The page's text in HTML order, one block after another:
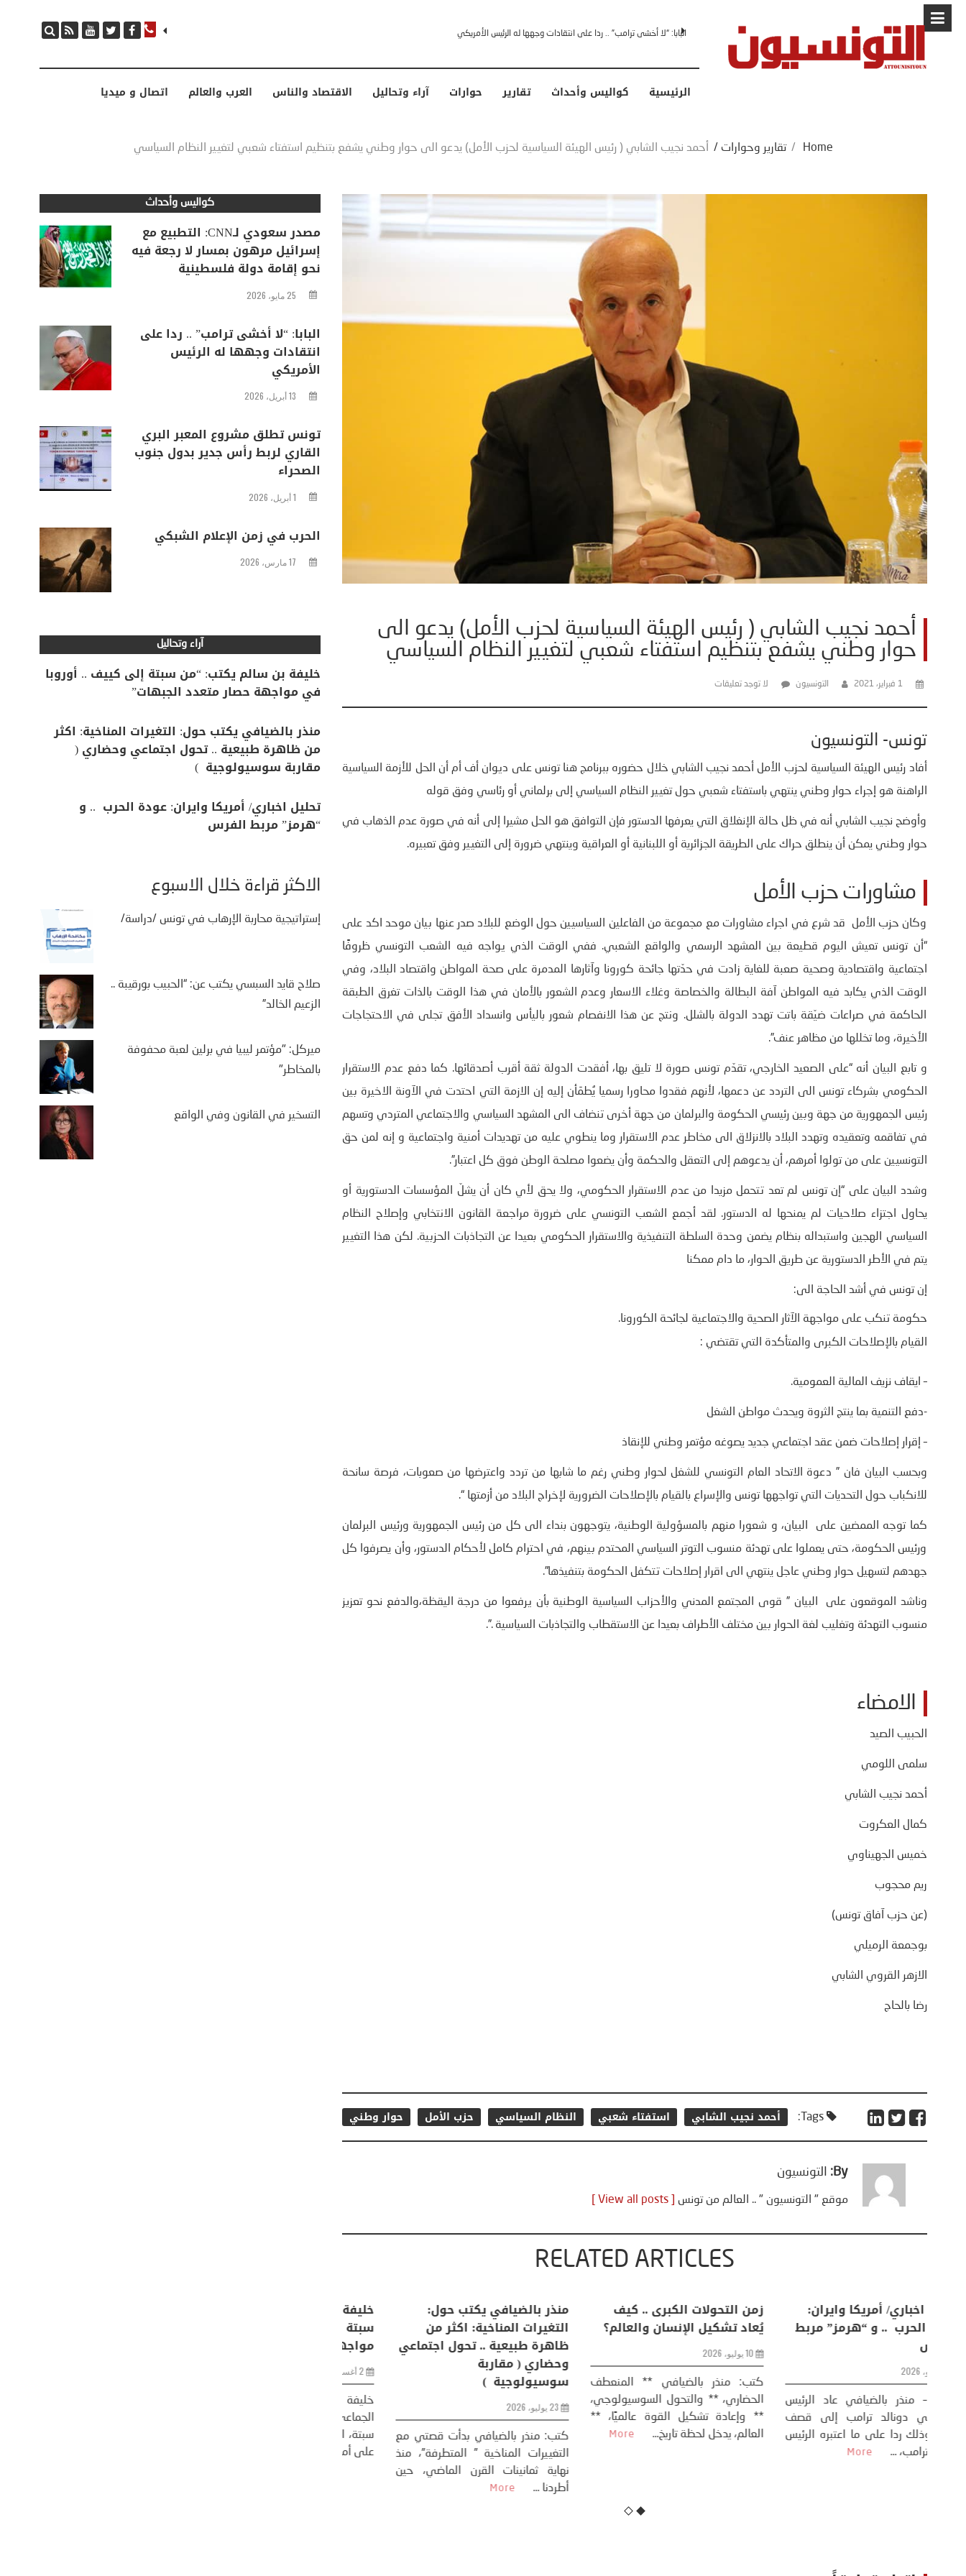
مصدر سعودي لـCNN: التطبيع مع إسرائيل مرهون بمسار لا رجعة فيه نحو إقامة دولة فلسطينية البابا: “لا أخشى ترامب” .. ردا على انتقادات وجهها له الرئيس الأمريكي
الرئيسية كواليس وأحداث تقارير حوارات آراء وتحاليل الاقتصاد والناس العرب والعالم اتصال و ميديا
Home
/ تقارير وحوارات / أحمد نجيب الشابي ( رئيس الهيئة السياسية لحزب الأمل) يدعو الى حوار وطني يشفع بتنظيم استفتاء شعبي لتغيير النظام السياسي
أحمد نجيب الشابي ( رئيس الهيئة السياسية لحزب الأمل) يدعو الى
حوار وطني يشفع بتنظيم استفتاء شعبي لتغيير النظام السياسي
1 فبراير، 2021 التونسيون لا توجد تعليقات
تونس- التونسيون
أفاد رئيس الهيئة السياسية لحزب الأمل أحمد نجيب الشابي خلال حضوره ببرنامج هنا تونس على ديوان أف أم أن الحل للأزمة السياسية
الراهنة هو إجراء حوار وطني ينتهي باستفتاء شعبي حول تغيير النظام السياسي إلى برلماني أو رئاسي وفق قوله
وأوضح نجيب الشابي أنه في ظل حالة الإنغلاق التي يعرفها الدستور فإن التوافق هو الحل مشيرا إلى أنه في صورة عدم الذهاب في
حوار وطني يمكن أن ينطلق حراك على الطريقة الجزائرية أو اللبنانية أو العراقية وينتهي ضرورة إلى التغيير وفق تعبيره.
مشاورات حزب الأمل
وكان حزب الأمل قد شرع في اجراء مشاورات مع مجموعة من الفاعلين السياسيين حول الوضع للبلاد صدر عنها بيان موحد اكد على
“أن تونس تعيش اليوم قطيعة بين المشهد الرسمي والواقع الشعبي. ففي الوقت الذي يواجه فيه الشعب التونسي ظروفًا
اجتماعية واقتصادية وصحية صعبة للغاية زادت في حدّتها جائحة كورونا وآثارها المدمرة على صحة المواطن واقتصاد البلاد، وفي
الوقت الذي يكابد فيه المواطن آفة البطالة والخصاصة وغلاء الاسعار وعدم الشعور بالأمان في هذا الوقت بالذات تغرق الطبقة
الحاكمة في صراعات ضيّقة باتت تهدد الدولة بالشلل. ونتج عن هذا الانفصام شعور باليأس وانسداد الأفق تجلى في الاحتجاجات
الأخيرة، وما تخللها من مظاهر عنف”.
و تابع البيان أنه “على الصعيد الخارجي، تقدّم تونس صورة لا تليق بها، أفقدت الدولة ثقة أقرب أصدقائها. كما دفع عدم الاستقرار
الحكومي بشركاء تونس الى التردد عن دعمها، لأنهم فقدوا محاورا رسميا يُطمَأن إليه إن الازمة التي احتدت في الآونة الاخيرة بين
رئيس الجمهورية من جهة وبين رئيسي الحكومة والبرلمان من جهة أخرى تنضاف الى المشهد السياسي والاجتماعي المتردي وتسهم
في تفاقمه وتعقيده وتهدد البلاد بالانزلاق الى مخاطر عدم الاستقرار وما ينطوي عليه من تهديدات أمنية واجتماعية و إنه ‎لمن حق
التونسيين على من تولوا أمرهم، أن يدعوهم إلى التعقل والحكمة وأن يضعوا مصلحة الوطن فوق كل اعتبار”.
وشدد البيان على “إن تونس لم تعد تتحمل مزيدا من عدم الاستقرار الحكومي، ولا يحق لأي كان أن يشلّ المؤسسات الدستورية أو
يحاول اجتزاء صلاحيات لم يمنحها له الدستور. لقد أجمع الشعب التونسي على ضرورة مراجعة القانون الانتخابي وإصلاح النظام
السياسي الهجين واستبداله بنظام يضمن وحدة السلطة التنفيذية والاستقرار الحكومي بعيدا عن التجاذبات الحزبية. لكن هذا التغيير
يتم في الأطر الدستورية عن طريق الحوار، ما دام ممكنا
إن تونس في أشد الحاجة الى:
حكومة تنكب على مواجهة الآثار الصحية والاجتماعية لجائحة الكورونا.
القيام بالإصلاحات الكبرى والمتأكدة التي تقتضي :
– ايقاف نزيف المالية العمومية.
-دفع التنمية بما ينتج الثروة ويحدث مواطن الشغل
– إقرار إصلاحات ضمن عقد اجتماعي جديد يصوغه مؤتمر وطني للإنقاذ
وبحسب البيان فان ” دعوة الاتحاد العام التونسي للشغل لحوار وطني رغم ما شابها من تردد واعترضها من صعوبات، فرصة سانحة
للانكباب حول التحديات التي تواجهها تونس والإسراع بالقيام بالإصلاحات الضرورية لإخراج البلاد من أزمتها “.
كما توجه الممضين على البيان، و شعورا منهم بالمسؤولية الوطنية، يتوجهون بنداء الى كل من رئيس الجمهورية ورئيس البرلمان
ورئيس الحكومة، حتى يعملوا على تهدئة منسوب التوتر السياسي المحتدم بينهم، في احترام كامل لأحكام الدستور، وأن يصرفوا كل
جهدهم لتسهيل حوار وطني عاجل ينتهي الى اقرار إصلاحات تتكفل الحكومة بتنفيذها”.
وناشد الموقعون على البيان ” قوى المجتمع المدني والأحزاب السياسية الوطنية بأن يرفعوا من درجة اليقظة،والدفع نحو تعزيز
منسوب التهدئة وتغليب لغة الحوار بين مختلف الأطراف بعيدا عن الاستقطاب والتجاذبات السياسية .”.
الامضاء
الحبيب الصيد
سلمى اللومي
أحمد نجيب الشابي
كمال العكروت
خميس الجهيناوي
ريم محجوب
(عن حزب آفاق تونس)
بوجمعة الرميلي
الازهر القروي الشابي
رضا بالحاج
Tags: أحمد نجيب الشابي استفتاء شعبي النظام السياسي حزب الأمل حوار وطني
By: التونسيون
موقع " التونسيون " .. العالم من تونس [ View all posts ]
RELATED ARTICLES
منذر بالضيافي يكتب حول:
التغيرات المناخية: اكثر من
ظاهرة طبيعية .. تحول اجتماعي
وحضاري ( مقاربة
سوسيولوجية )
23 يوليو، 2026
كتب: منذر بالضيافي بدأت قصتي مع
التغييرات المناخية ” المتطرفة”، منذ
نهاية ثمانينات القرن الماضي، حين
أطردنا ...
زمن التحولات الكبرى .. كيف
يُعاد تشكيل الإنسان والعالم؟
10 يوليو، 2026
كتب: منذر بالضيافي ** المنعطف
الحضاري، ** والتحول السوسيولوجي،
** وإعادة تشكيل القوة عالميًا، **
العالم، يدخل لحظة تاريخ...
More
تحليل اخباري/ أمريكا وايران:
عودة الحرب .. و “هرمز” مربط
8 يوليو، 2026
تحليل – منذر بالضيافي عاد الرئيس
الأمريكي دونالد ترامب إلى قصف
ايران، وذلك ردا على ما اعتبره الرئيس
دونالد ترامب، ...
كواليس وأحداث
مصدر سعودي لـCNN: التطبيع مع
إسرائيل مرهون بمسار لا رجعة فيه
نحو إقامة دولة فلسطينية
25 مايو، 2026
البابا: “لا أخشى ترامب” .. ردا على
انتقادات وجهها له الرئيس
الأمريكي
13 أبريل، 2026
تونس تطلق مشروع المعبر البري
القاري لربط رأس جدير بدول جنوب
الصحراء
1 أبريل، 2026
الحرب في زمن الإعلام الشبكي
17 مارس، 2026
آراء وتحاليل
خليفة بن سالم يكتب: “من سبتة إلى كييف .. أوروبا
في مواجهة حصار متعدد الجبهات”
منذر بالضيافي يكتب حول: التغيرات المناخية: اكثر
من ظاهرة طبيعية .. تحول اجتماعي وحضاري (
مقاربة سوسيولوجية )
تحليل اخباري/ أمريكا وايران: عودة الحرب .. و
“هرمز” مربط الفرس
الأكثر قراءة خلال الأسبوع
إستراتيجية محاربة الإرهاب في تونس /دراسة/
صلاح قايد السبسي يكتب عن: “الحبيب بورقيبة ..
الزعيم الخالد”
ميركل: "مؤتمر ليبيا في برلين لعبة محفوفة
بالمخاطر"
التسخير في القانون وفي الواقع